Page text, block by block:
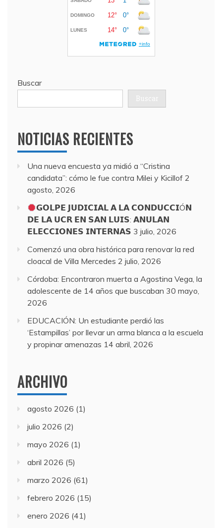
Buscar
Buscar
NOTICIAS RECIENTES
Una nueva encuesta ya midió a “Cristina
candidata”: cómo le fue contra Milei y Kicillof 2
agosto, 2026
𝗚𝗢𝗟𝗣𝗘 𝗝𝗨𝗗𝗜𝗖𝗜𝗔𝗟 𝗔 𝗟𝗔 𝗖𝗢𝗡𝗗𝗨𝗖𝗖𝗜Ó𝗡
𝗗𝗘 𝗟𝗔 𝗨𝗖𝗥 𝗘𝗡 𝗦𝗔𝗡 𝗟𝗨𝗜𝗦: 𝗔𝗡𝗨𝗟𝗔𝗡
𝗘𝗟𝗘𝗖𝗖𝗜𝗢𝗡𝗘𝗦 𝗜𝗡𝗧𝗘𝗥𝗡𝗔𝗦 3 julio, 2026
Comenzó una obra histórica para renovar la red
cloacal de Villa Mercedes 2 julio, 2026
Córdoba: Encontraron muerta a Agostina Vega, la
adolescente de 14 años que buscaban 30 mayo,
2026
EDUCACIÓN: Un estudiante perdió las
‘Estampillas’ por llevar un arma blanca a la escuela
y propinar amenazas 14 abril, 2026
ARCHIVO
agosto 2026 (1)
julio 2026 (2)
mayo 2026 (1)
abril 2026 (5)
marzo 2026 (61)
febrero 2026 (15)
enero 2026 (41)